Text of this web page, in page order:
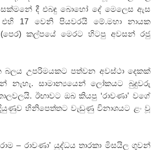
දී එබඳු බොහෝ දේ මෙලෙස ඇස
17 වෙනි පියවරයි මේ.මහා නායක
(පෙර) කල්පයේ මෙරට හිටපු අවසන් රජු
උපරිමයකට පත්වන අවස්ථා දෙකක්
නැහැ. සාමාන්‍යයෙන් ලෝකයට බුදුවරු
ඊඟාවට ඔබ කියපු ‘රාවණා’ වගේ
හිනිපෙත්තට වැඩුණු විනාශයට ළං වූ
– රාවණා’ යුද්ධය තාරකා මිසයිල ගුවන්